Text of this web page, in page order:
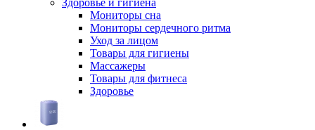
Здоровье и гигиена
Мониторы сна
Мониторы сердечного ритма
Уход за лицом
Товары для гигиены
Массажеры
Товары для фитнеса
Здоровье